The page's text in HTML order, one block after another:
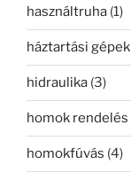
használtruha (1)
háztartási gépek
hidraulika (3)
homok rendelés
homokfúvás (4)